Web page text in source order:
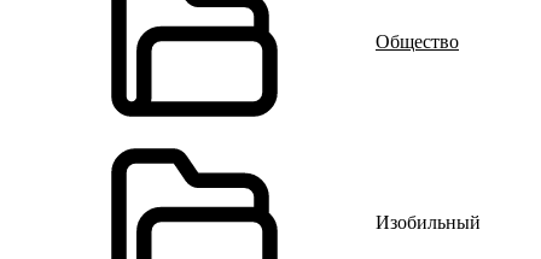
Общество
Изобильный